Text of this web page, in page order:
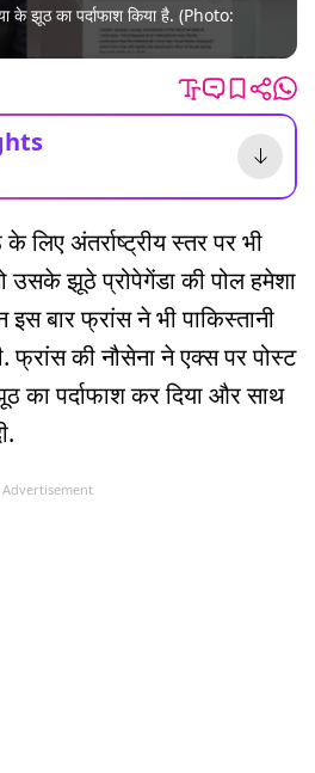
के झूठ का पर्दाफाश किया है. (Photo:
अंतर्राष्ट्रीय स्तर पर भी
उसके झूठे प्रोपेगेंडा की पोल हमेशा
बार फ्रांस ने भी पाकिस्तानी
फ्रांस की नौसेना ने एक्स पर पोस्ट
का पर्दाफाश कर दिया और साथ
Advertisement